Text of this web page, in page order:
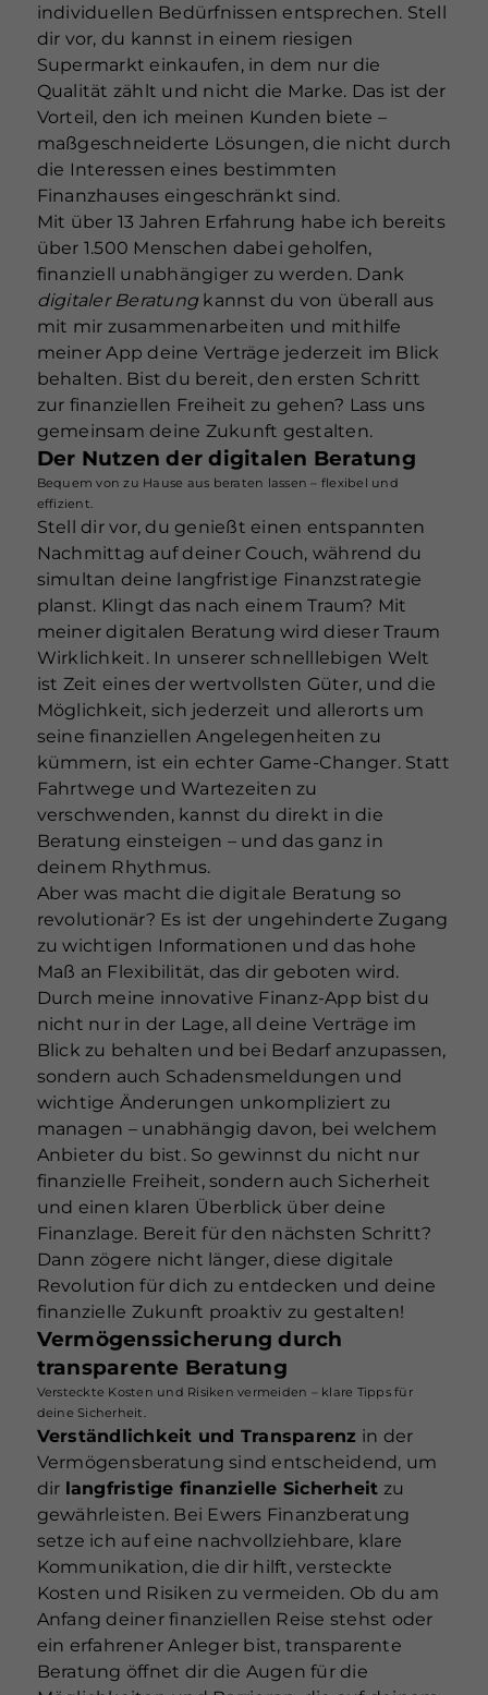
individuellen Bedürfnissen entsprechen. Stell
dir vor, du kannst in einem riesigen
Supermarkt einkaufen, in dem nur die
Qualität zählt und nicht die Marke. Das ist der
Vorteil, den ich meinen Kunden biete –
maßgeschneiderte Lösungen, die nicht durch
die Interessen eines bestimmten
Finanzhauses eingeschränkt sind.
Mit über 13 Jahren Erfahrung habe ich bereits
über 1.500 Menschen dabei geholfen,
finanziell unabhängiger zu werden. Dank
digitaler Beratungkannst du von überall aus
mit mir zusammenarbeiten und mithilfe
meiner App deine Verträge jederzeit im Blick
behalten. Bist du bereit, den ersten Schritt
zur finanziellen Freiheit zu gehen? Lass uns
gemeinsam deine Zukunft gestalten.
Der Nutzen der digitalen Beratung
Bequem von zu Hause aus beraten lassen – flexibel und
effizient.
Stell dir vor, du genießt einen entspannten
Nachmittag auf deiner Couch, während du
simultan deine langfristige Finanzstrategie
planst. Klingt das nach einem Traum? Mit
meiner digitalen Beratung wird dieser Traum
Wirklichkeit. In unserer schnelllebigen Welt
ist Zeit eines der wertvollsten Güter, und die
Möglichkeit, sich jederzeit und allerorts um
seine finanziellen Angelegenheiten zu
kümmern, ist ein echter Game-Changer. Statt
Fahrtwege und Wartezeiten zu
verschwenden, kannst du direkt in die
Beratung einsteigen – und das ganz in
deinem Rhythmus.
Aber was macht die digitale Beratung so
revolutionär? Es ist der ungehinderte Zugang
zu wichtigen Informationen und das hohe
Maß an Flexibilität, das dir geboten wird.
Durch meine innovative Finanz-App bist du
nicht nur in der Lage, all deine Verträge im
Blick zu behalten und bei Bedarf anzupassen,
sondern auch Schadensmeldungen und
wichtige Änderungen unkompliziert zu
managen – unabhängig davon, bei welchem
Anbieter du bist. So gewinnst du nicht nur
finanzielle Freiheit, sondern auch Sicherheit
und einen klaren Überblick über deine
Finanzlage. Bereit für den nächsten Schritt?
Dann zögere nicht länger, diese digitale
Revolution für dich zu entdecken und deine
finanzielle Zukunft proaktiv zu gestalten!
Vermögenssicherung durch
transparente Beratung
Versteckte Kosten und Risiken vermeiden – klare Tipps für
deine Sicherheit.
Verständlichkeit und Transparenz in der
Vermögensberatung sind entscheidend, um
dir langfristige finanzielle Sicherheit zu
gewährleisten. Bei Ewers Finanzberatung
setze ich auf eine nachvollziehbare, klare
Kommunikation, die dir hilft, versteckte
Kosten und Risiken zu vermeiden. Ob du am
Anfang deiner finanziellen Reise stehst oder
ein erfahrener Anleger bist, transparente
Beratung öffnet dir die Augen für die